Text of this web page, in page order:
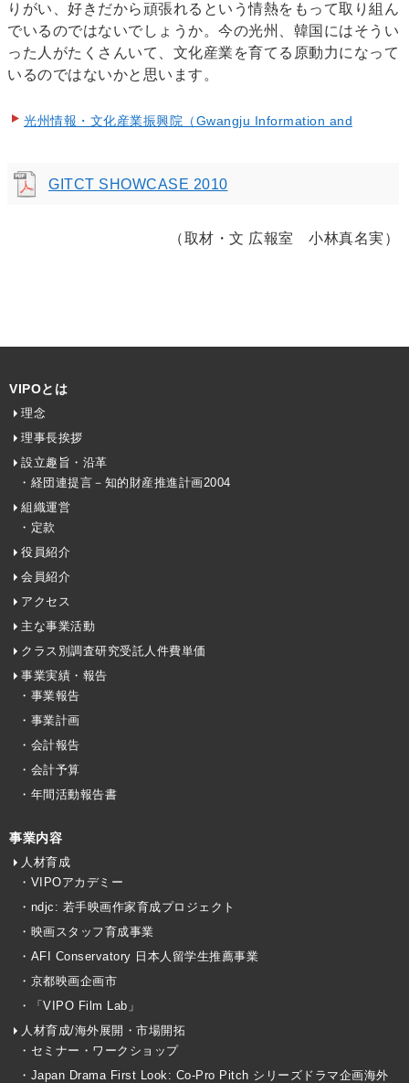
りがい、好きだから頑張れるという情熱をもって取り組ん
でいるのではないでしょうか。今の光州、韓国にはそうい
った人がたくさんいて、文化産業を育てる原動力になって
いるのではないかと思います。
光州情報・文化産業振興院（Gwangju Information and
GITCT SHOWCASE 2010
（取材・文 広報室 小林真名実）
VIPOとは
理念
理事長挨拶
設立趣旨・沿革
・経団連提言－知的財産推進計画2004
組織運営
・定款
役員紹介
会員紹介
アクセス
主な事業活動
クラス別調査研究受託人件費単価
事業実績・報告
・事業報告
・事業計画
・会計報告
・会計予算
・年間活動報告書
事業内容
人材育成
・VIPOアカデミー
・ndjc: 若手映画作家育成プロジェクト
・映画スタッフ育成事業
・AFI Conservatory 日本人留学生推薦事業
・京都映画企画市
・「VIPO Film Lab」
人材育成/海外展開・市場開拓
・セミナー・ワークショップ
・Japan Drama First Look: Co-Pro Pitch シリーズドラマ企画海外